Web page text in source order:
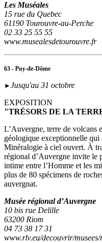
Les Muséales
15 rue du Quebec
61190 Tourouvre-au-Perche
02 33 25 55 55
www.musealesdetourouvre.fr
63 - Puy-de-Dôme
► Jusqu'au 31 octobre
EXPOSITION
"TRÉSORS DE LA
L’Auvergne, terre de volcans
géologique exceptionnelle
Minéralogie à ciel ouvert. À
régional d’Auvergne invite le
intime entre l’Homme et les
plus de 80 spécimens de
auvergnat.
Musée régional d’Auvergne
10 bis rue Delille
63200 Riom
04 73 38 17 31
www.rlv.eu/decouvrir/